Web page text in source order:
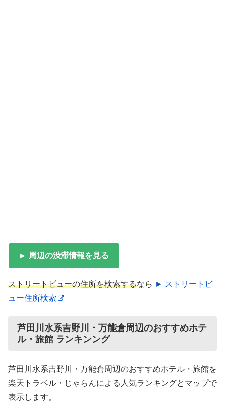
► 周辺の渋滞情報を見る
ストリートビューの住所を検索するなら ► ストリートビ
ュー住所検索
芦田川水系吉野川・万能倉周辺のおすすめホテ
ル・旅館 ランキンング
芦田川水系吉野川・万能倉周辺のおすすめホテル・旅館を
楽天トラベル・じゃらんによる人気ランキングとマップで
表示します。